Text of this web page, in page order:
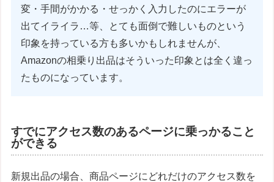
変・手間がかかる・せっかく入力したのにエラーが
出てイライラ…等、とても面倒で難しいものという
印象を持っている方も多いかもしれませんが、
Amazonの相乗り出品はそういった印象とは全く違っ
たものになっています。
すでにアクセス数のあるページに乗っかること
ができる
新規出品の場合、商品ページにどれだけのアクセス数を